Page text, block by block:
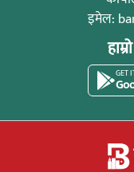
इमेल:
GET